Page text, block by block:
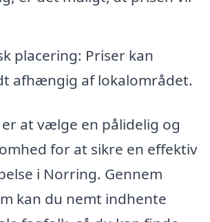
placering: Priser kan
afhængig af lokalområdet.
at vælge en pålidelig og
for at sikre en effektiv
i Norring. Gennem
kan du nemt indhente